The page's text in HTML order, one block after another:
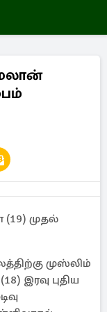
முதல்
முஸ்லிம்
இரவு புதிய